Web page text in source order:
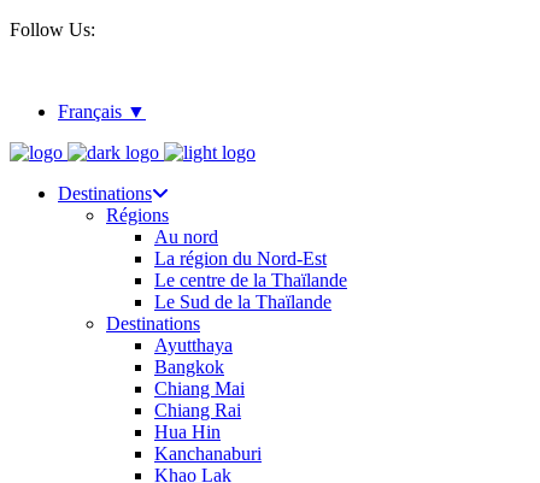
Follow Us:
Français
Destinations
Régions
Au nord
La région du Nord-Est
Le centre de la Thaïlande
Le Sud de la Thaïlande
Destinations
Ayutthaya
Bangkok
Chiang Mai
Chiang Rai
Hua Hin
Kanchanaburi
Khao Lak